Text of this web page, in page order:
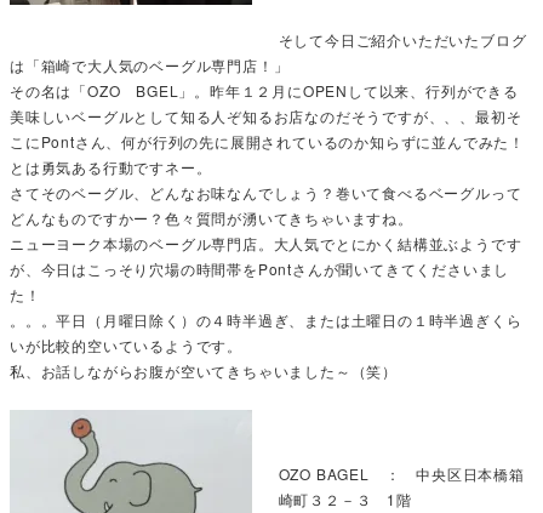
そして今日ご紹介いただいたブログ
は「箱崎で大人気のベーグル専門店！」
その名は「OZO BGEL」。昨年１２月にOPENして以来、行列ができる
美味しいベーグルとして知る人ぞ知るお店なのだそうですが、、、最初そ
こにPontさん、何が行列の先に展開されているのか知らずに並んでみた！
とは勇気ある行動ですネー。
さてそのベーグル、どんなお味なんでしょう？巻いて食べるベーグルって
どんなものですかー？色々質問が湧いてきちゃいますね。
ニューヨーク本場のベーグル専門店。大人気でとにかく結構並ぶようです
が、今日はこっそり穴場の時間帯をPontさんが聞いてきてくださいまし
た！
。。。平日（月曜日除く）の４時半過ぎ、または土曜日の１時半過ぎくら
いが比較的空いているようです。
私、お話しながらお腹が空いてきちゃいました～（笑）
OZO BAGEL ： 中央区日本橋箱
崎町３２－３ 1階